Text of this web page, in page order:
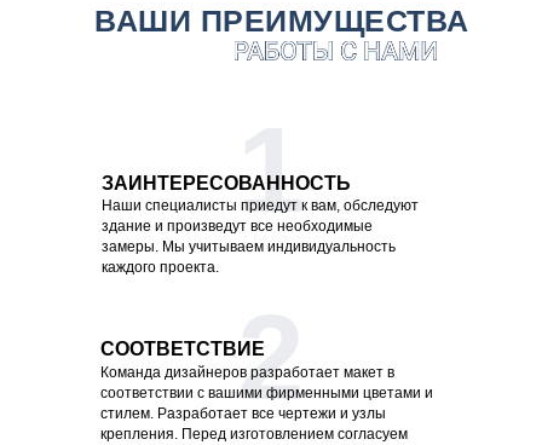
2
1
Наши специалисты приедут к вам, обследуют
здание и произведут все необходимые
замеры. Мы учитываем индивидуальность
каждого проекта.
Команда дизайнеров разработает макет в
соответствии с вашими фирменными цветами и
стилем. Разработает все чертежи и узлы
крепления. Перед изготовлением согласуем
ЗАИНТЕРЕСОВАННОСТЬ
СООТВЕТСТВИЕ
ВАШИ ПРЕИМУЩЕСТВА